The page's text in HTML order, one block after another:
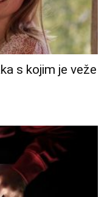
s kojim je veže